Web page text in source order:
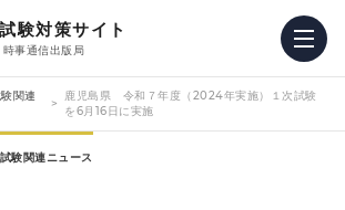
験対策サイト
時事通信出版局
関連
鹿児島県 令和７年度（2024年実施）１次試験
を6月16日に実施
験関連ニュース